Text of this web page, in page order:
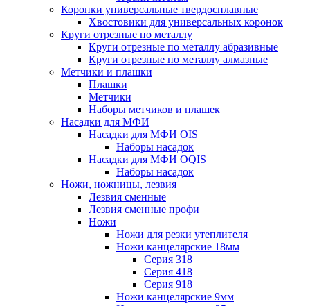
Коронки универсальные твердосплавные
Хвостовики для универсальных коронок
Круги отрезные по металлу
Круги отрезные по металлу абразивные
Круги отрезные по металлу алмазные
Метчики и плашки
Плашки
Метчики
Наборы метчиков и плашек
Насадки для МФИ
Насадки для МФИ OIS
Наборы насадок
Насадки для МФИ OQIS
Наборы насадок
Ножи, ножницы, лезвия
Лезвия сменные
Лезвия сменные профи
Ножи
Ножи для резки утеплителя
Ножи канцелярские 18мм
Серия 318
Серия 418
Серия 918
Ножи канцелярские 9мм